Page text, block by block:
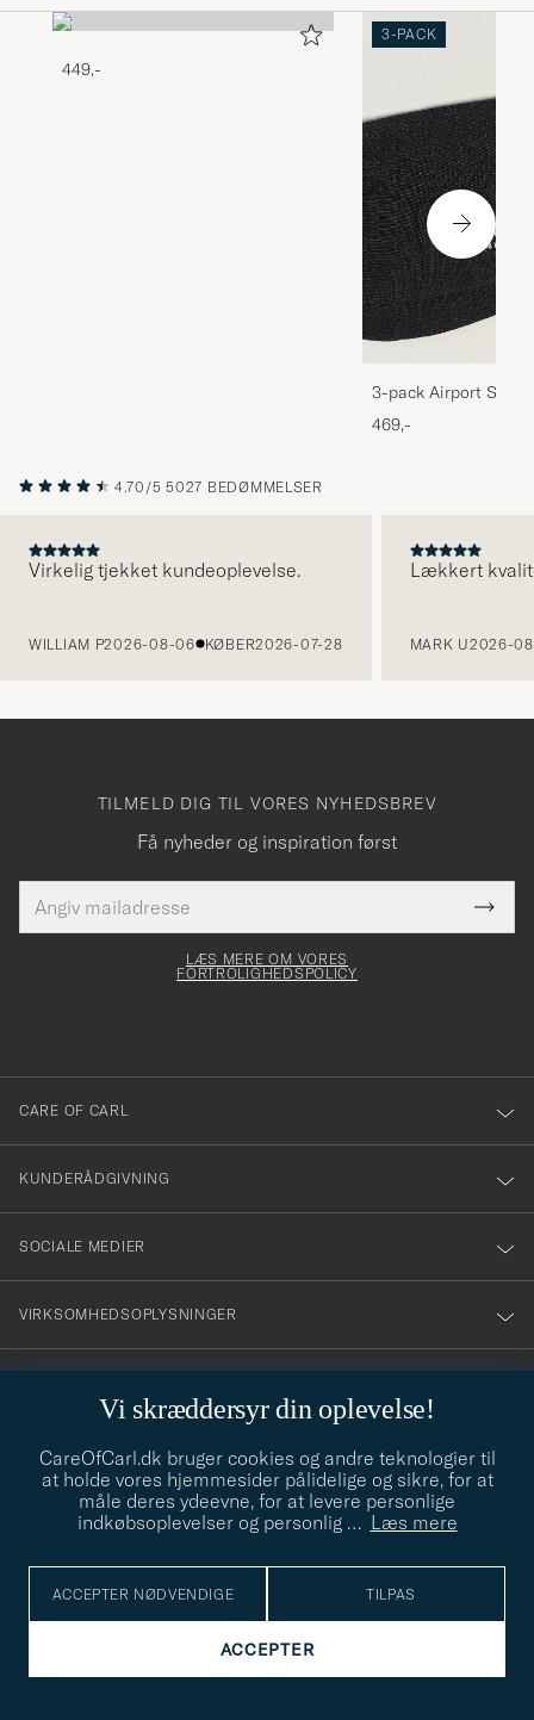
449,-
3-PACK
3-pack Airport
Melange
469,-
4.70/5 5027 BEDØMMELSER
Virkelig tjekket kundeoplevelse.
WILLIAM P2026-08-06 KØBER2026-07-28
Lækkert
MARK U2026-
Vi skræddersyr din oplevelse!
CareOfCarl.dk bruger cookies og andre teknologier til
at holde vores hjemmesider pålidelige og sikre, for at
måle deres ydeevne, for at levere personlige
indkøbsoplevelser og personlig … Læs mere
ACCEPTER NØDVENDIGE TILPAS
ACCEPTER
TILMELD DIG TIL VORES NYHEDSBREV
Få nyheder og inspiration først
mailadresse
skal
Tack
för
dig
till
vårt
nyhetsbrev!
LÆS MERE OM VORES
FORTROLIGHEDSPOLICY
CARE OF CARL
KUNDERÅDGIVNING
SOCIALE MEDIER
VIRKSOMHEDSOPLYSNINGER
info@careofcarl.dk
Behøver du hjælp til at finde din stil? Lad os hjælpe dig, vi hjælper
gerne til!
STILRÅD